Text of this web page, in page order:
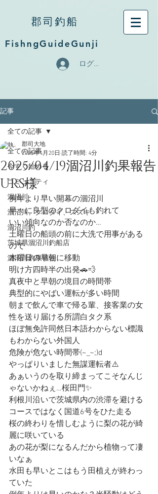
郡司釣船
FishngGuideGunji
ログイン
記事
全ての記事
今すぐ始める
コミュニティ
涸沼川
涸沼川、クロダイ、スズキ
涸沼川釣
茨城県涸沼川釣船店
涸沼川釣果報告
全ての記事
2025/04/19涸沼川釣果報告
URS様
郡司大地
2025年4月20日 読了時間: 4分
例年より早い開幕の涸沼川
早々に良型のクロダイも釣れて
いい傾向なのか否なのか…
土曜日の船頭の前に大洗で用事がある
ので
木曜日の早朝に移動
明け方四時半の出発🚗💨
真夜中と早朝の境目の時間帯
典型的にやばい運転が多い時間
朝まで飲んで車で帰る輩、接客業の女
性を送り届ける所謂白タク系
ほぼ無免許同然日本語わからない標識
もわからない外国人
危険が危ない時間帯(~_~;)d
やっぱりいました無謀運転者⚠️
あぁいうのを取り締まってこそなんじ
ゃないかねぇ…桜田門✨
利根川沿いで茨城県内の渋滞を避ける
コースではなく国道6号をひた走る
桜の終わりを惜しむように梨の花が綺
麗に咲いている
あの花が梨になるんだから植物って凄
いなぁ
水田も早いとこはもう田植えが終わっ
ていた